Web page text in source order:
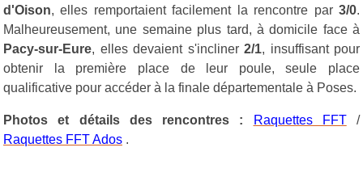
d'Oison, elles remportaient facilement la rencontre par 3/0.
Malheureusement, une semaine plus tard, à domicile face à
Pacy-sur-Eure, elles devaient s'incliner 2/1, insuffisant pour
obtenir la première place de leur poule, seule place
qualificative pour accéder à la finale départementale à Poses.
Photos et détails des rencontres : Raquettes FFT/
Raquettes FFT Ados .